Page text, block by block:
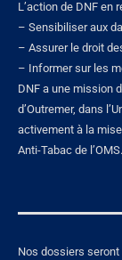
L’action de DNF en
– Sensibiliser aux
– Assurer le droit
– Informer sur les
DNF a une mission
d’Outremer, dans
activement à la
Anti-Tabac de l’OMS.
Nos dossiers